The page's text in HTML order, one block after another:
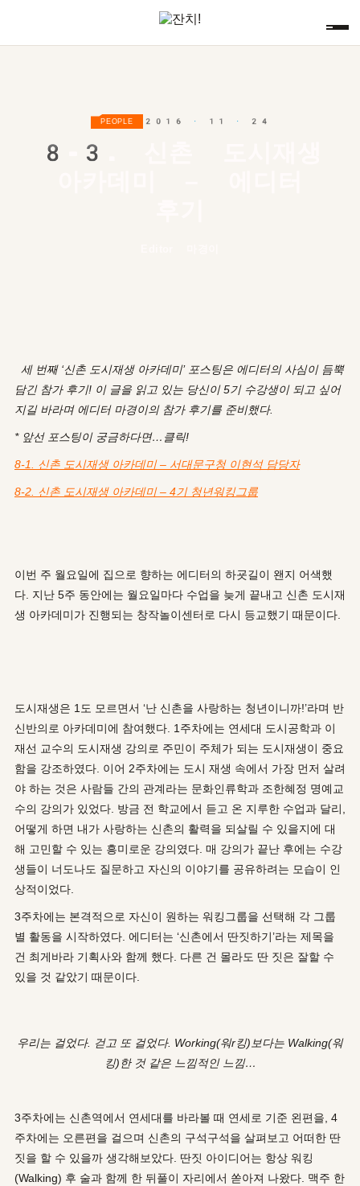
PEOPLE 2016 · 11 · 24
8-3.
세 번째 ‘신촌 도시재생 아카데미’ 포스팅은 에디터의 사심이 듬뿍
담긴 참가 후기! 이 글을 읽고 있는 당신이 5기 수강생이 되고 싶어
지길 바라며 에디터 마경이의 참가 후기를 준비했다.
* 앞선 포스팅이 궁금하다면…클릭!
8-1. 신촌 도시재생 아카데미 – 서대문구청 이현석 담당자
8-2. 신촌 도시재생 아카데미 – 4기 청년워킹그룹
이번 주 월요일에 집으로 향하는 에디터의 하굣길이 왠지 어색했
다. 지난 5주 동안에는 월요일마다 수업을 늦게 끝내고 신촌 도시재
생 아카데미가 진행되는 창작놀이센터로 다시 등교했기 때문이다.
도시재생은 1도 모르면서 ‘난 신촌을 사랑하는 청년이니까!’라며 반
신반의로 아카데미에 참여했다. 1주차에는 연세대 도시공학과 이
재선 교수의 도시재생 강의로 주민이 주체가 되는 도시재생이 중요
함을 강조하였다. 이어 2주차에는 도시 재생 속에서 가장 먼저 살려
야 하는 것은 사람들 간의 관계라는 문화인류학과 조한혜정 명예교
수의 강의가 있었다. 방금 전 학교에서 듣고 온 지루한 수업과 달리,
어떻게 하면 내가 사랑하는 신촌의 활력을 되살릴 수 있을지에 대
해 고민할 수 있는 흥미로운 강의였다. 매 강의가 끝난 후에는 수강
생들이 너도나도 질문하고 자신의 이야기를 공유하려는 모습이 인
상적이었다.
3주차에는 본격적으로 자신이 원하는 워킹그룹을 선택해 각 그룹
별 활동을 시작하였다. 에디터는 ‘신촌에서 딴짓하기’라는 제목을
건 최게바라 기획사와 함께 했다. 다른 건 몰라도 딴 짓은 잘할 수
있을 것 같았기 때문이다.
우리는 걸었다. 걷고 또 걸었다. Working(워r킹)보다는 Walking(워
킹)한 것 같은 느낌적인 느낌…
3주차에는 신촌역에서 연세대를 바라볼 때 연세로 기준 왼편을, 4
주차에는 오른편을 걸으며 신촌의 구석구석을 살펴보고 어떠한 딴
짓을 할 수 있을까 생각해보았다. 딴짓 아이디어는 항상 워킹
(Walking) 후 술과 함께 한 뒤풀이 자리에서 쏟아져 나왔다. 맥주 한